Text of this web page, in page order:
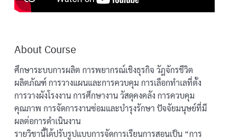
About Course
ศึกษาระบบการผลิต การพยากรณ์เชิงธุรกิจ วัฎจักรชีวิต
ผลิตภัณฑ์ การวางแผนและการควบคุม การเลือกทำเลที่ตั้ง
การวางผังโรงงาน การศึกษางาน วัสดุคงคลัง การควบคุม
คุณภาพ การจัดการงานซ่อมและบำรุงรักษา ปัจจัยมนุษย์ที่มี
ผลต่อการดำเนินงาน
รายวิชานี้ได้ปรับรูปแบบการจัดการเรียนการสอนเป็น “การ